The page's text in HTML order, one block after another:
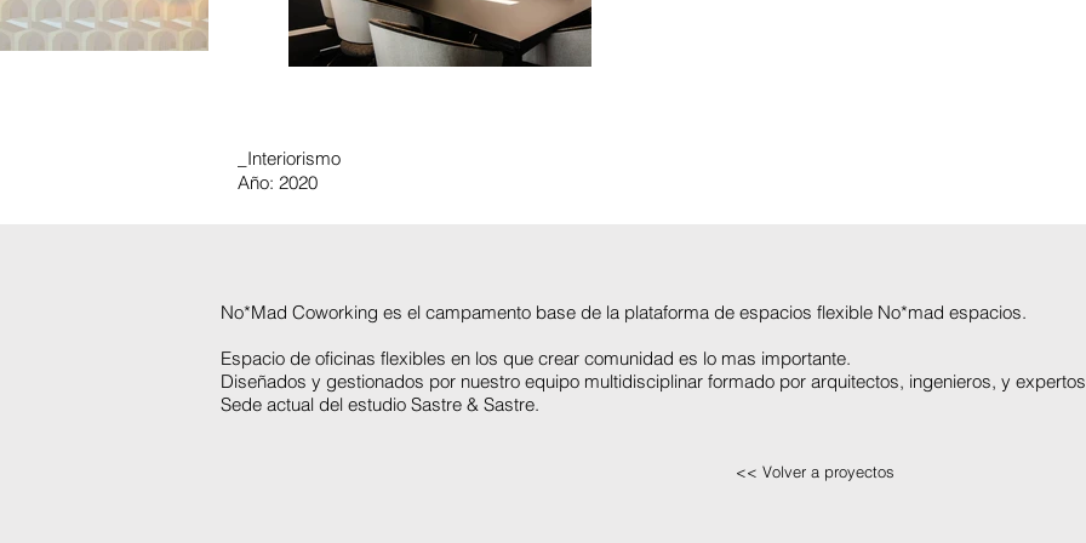
_Interiorismo
Año: 2020
No*Mad Coworking es el campamento base de la plataforma de espacios flexible No*mad espacios.
Espacio de oficinas flexibles en los que crear comunidad es lo mas importante.
Diseñados y gestionados por nuestro equipo multidisciplinar formado por arquitectos, ingenieros, y
Sede actual del estudio Sastre & Sastre.
<< Volver a proyectos